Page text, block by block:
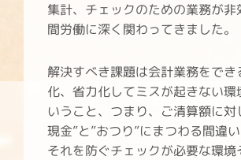
集計、チェックのための業務が非
間労働に深く関わってきました。
解決すべき課題は会計業務をでき
化、省力化してミスが起きない環
いうこと、つまり、ご清算額に対
現金”と”おつり”にまつわる間違い
それを防ぐチェックが必要な環境